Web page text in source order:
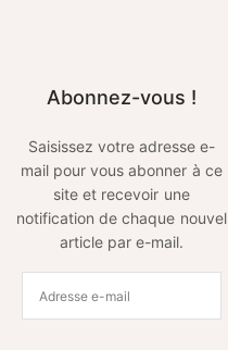
Abonnez-vous !
Saisissez votre adresse e-
mail pour vous abonner à ce
site et recevoir une
notification de chaque nouvel
article par e-mail.